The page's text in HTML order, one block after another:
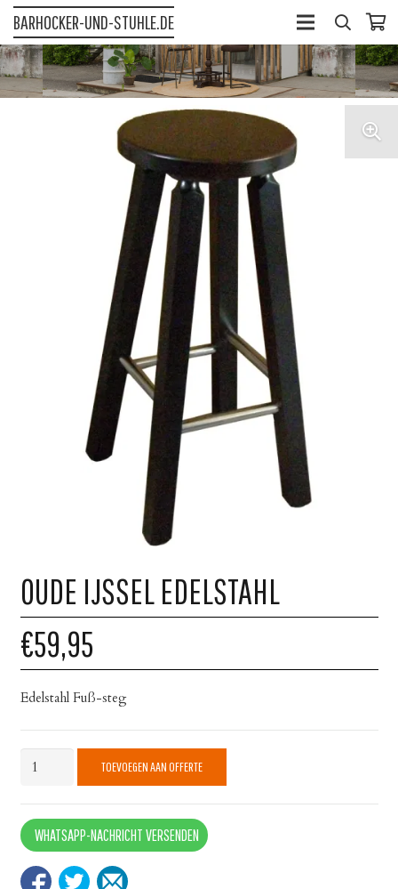
BARHOCKER-UND-STUHLE.DE
OUDE IJSSEL EDELSTAHL
€59,95
Edelstahl Fuß-steg
Oude
Edelstahl
quantity
TOEVOEGEN AAN OFFERTE
WHATSAPP-NACHRICHT VERSENDEN